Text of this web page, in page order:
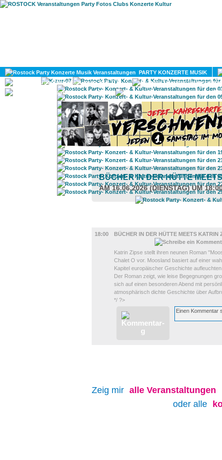
PARTY KONZERTE MUSIK
KULTUR
GAY
BÜCHER IN DER HÜTTE
AM 16.06.2026 (DIENSTAG) UM
18:00
BÜCHER IN DER HÜTTE MEETS KATRIN
Katrin Zipse stellt ihren neunen Roman
Chalet O vor. Moosland basiert auf einer
Kapitel europäischer Geschichte
Der Roman zeigt, wie leise Begegnungen
sich auf einen besonderen Abend mit
atmosphärisch dichte Geschichte über
*/ ?>
Zeig mir alle Veranstaltungen
oder alle